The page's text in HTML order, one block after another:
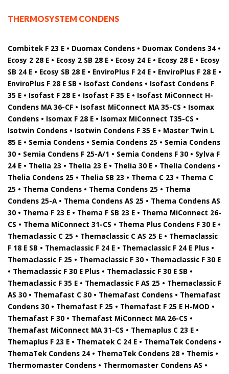
THERMOSYSTEM CONDENS
Combitek F 23 E • Duomax Condens • Duomax Condens 34 •
Ecosy 2 28 E • Ecosy 2 SB 28 E • Ecosy 24 E • Ecosy 28 E • Ecosy
SB 24 E • Ecosy SB 28 E • EnviroPlus F 24 E • EnviroPlus F 28 E •
EnviroPlus F 28 E SB • Isofast Condens • Isofast Condens F
35 E • Isofast F 28 E • Isofast F 35 E • Isofast MiConnect H-
Condens MA 36-CF • Isofast MiConnect MA 35-CS • Isomax
Condens • Isomax F 28 E • Isomax MiConnect T35-CS •
Isotwin Condens • Isotwin Condens F 35 E • Master Twin L
85 E • Semia Condens • Semia Condens 25 • Semia Condens
30 • Semia Condens F 25-A/1 • Semia Condens F 30 • Sylva F
24 E • Thelia 23 • Thelia 23 E • Thelia 30 E • Thelia Condens •
Thelia Condens 25 • Thelia SB 23 • Thema C 23 • Thema C
25 • Thema Condens • Thema Condens 25 • Thema
Condens 25-A • Thema Condens AS 25 • Thema Condens AS
30 • Thema F 23 E • Thema F SB 23 E • Thema MiConnect 26-
CS • Thema MiConnect 31-CS • Thema Plus Condens F 30 E •
Themaclassic C 25 • Themaclassic C AS 25 E • Themaclassic
F 18 E SB • Themaclassic F 24 E • Themaclassic F 24 E Plus •
Themaclassic F 25 • Themaclassic F 30 • Themaclassic F 30 E
• Themaclassic F 30 E Plus • Themaclassic F 30 E SB •
Themaclassic F 35 E • Themaclassic F AS 25 • Themaclassic F
AS 30 • Themafast C 30 • Themafast Condens • Themafast
Condens 30 • Themafast F 25 • Themafast F 25 E H-MOD •
Themafast F 30 • Themafast MiConnect MA 26-CS •
Themafast MiConnect MA 31-CS • Themaplus C 23 E •
Themaplus F 23 E • Thematek C 24 E • ThemaTek Condens •
ThemaTek Condens 24 • ThemaTek Condens 28 • Themis •
Thermomaster Condens • Thermomaster Condens AS •